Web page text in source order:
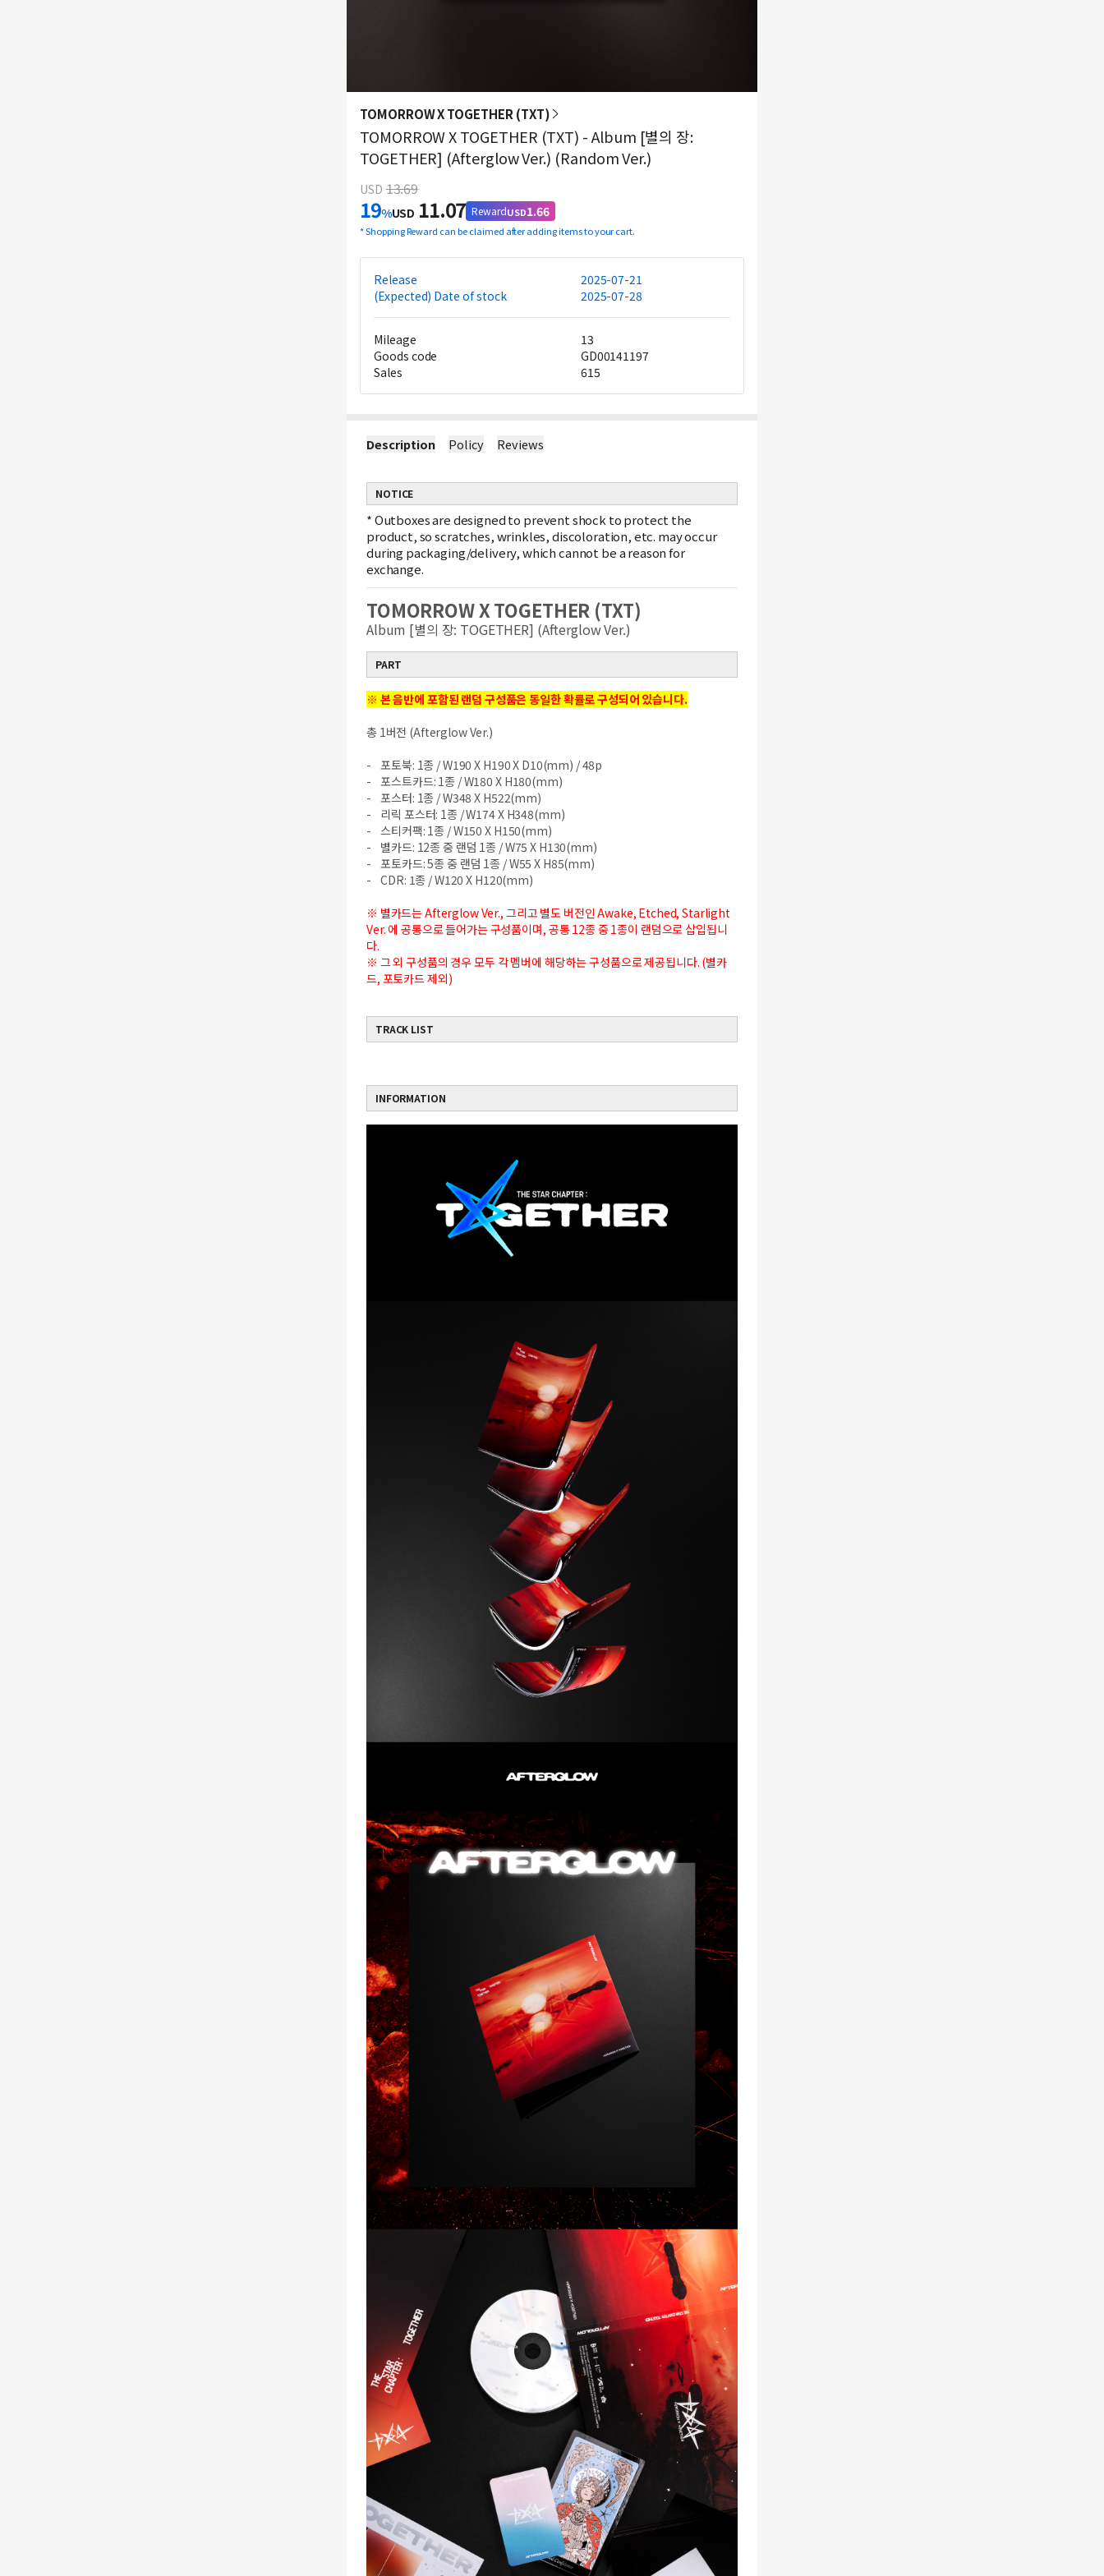
TOMORROW X TOGETHER (TXT)
TOMORROW X TOGETHER (TXT) - Album [별의 장:
TOGETHER] (Afterglow Ver.) (Random Ver.)
USD 13.69
19%USD 11.07 RewardUSD1.66
*Shopping Reward can be claimed after adding items to your cart.
Release
2025-07-21
(Expected) Date of stock
2025-07-28
Mileage
13
Goods code
GD00141197
Sales
615
Description Policy Reviews
NOTICE
*Outboxes are designed to prevent shock to protect the
product, so scratches, wrinkles, discoloration, etc. may occur
during packaging/delivery, which cannot be a reason for
exchange.
TOMORROW X TOGETHER (TXT)
Album [별의 장: TOGETHER] (Afterglow Ver.)
PART
※ 본 음반에 포함된 랜덤 구성품은 동일한 확률로 구성되어 있습니다.
총 1버전 (Afterglow Ver.)
- 포토북: 1종 / W190 X H190 X D10(mm) / 48p
- 포스트카드: 1종 / W180 X H180(mm)
- 포스터: 1종 / W348 X H522(mm)
- 리릭 포스터: 1종 / W174 X H348(mm)
- 스티커팩: 1종 / W150 X H150(mm)
- 별카드: 12종 중 랜덤 1종 / W75 X H130(mm)
- 포토카드: 5종 중 랜덤 1종 / W55 X H85(mm)
- CDR: 1종 / W120 X H120(mm)
※ 별카드는 Afterglow Ver., 그리고 별도 버전인 Awake, Etched, Starlight
Ver. 에 공통으로 들어가는 구성품이며, 공통 12종 중 1종이 랜덤으로 삽입됩니
다.
※ 그 외 구성품의 경우 모두 각 멤버에 해당하는 구성품으로 제공됩니다. (별카
드, 포토카드 제외)
TRACK LIST
INFORMATION